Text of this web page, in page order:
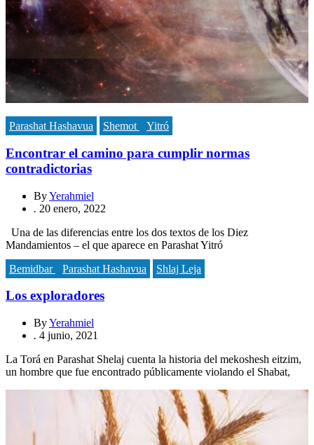
Parashat Hashavua Shemot Yitró
Encontrar el camino para cumplir normas
contradictorias
ByYerahmiel
. 20 enero, 2022
Una de las diferencias entre los dos textos de los Diez
Mandamientos – el que aparece en Parashat Yitró
Bemidbar
Parashat Hashavua Shlaj Leja
Los exploradores
ByYerahmiel
. 4 junio, 2021
La Torá en Parashat Shelaj cuenta la historia del mekoshesh eitzim,
un hombre que fue encontrado públicamente violando el Shabat,